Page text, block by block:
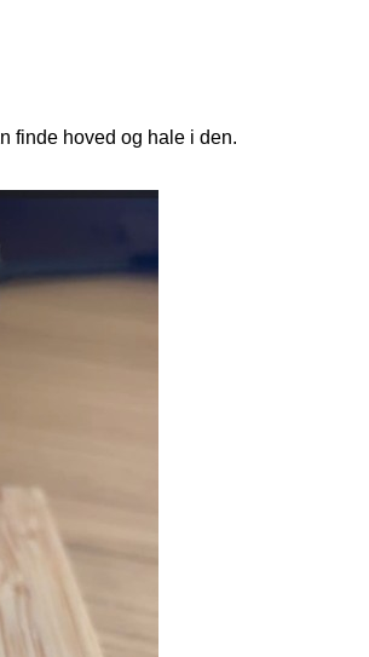
finde hoved og hale i den.